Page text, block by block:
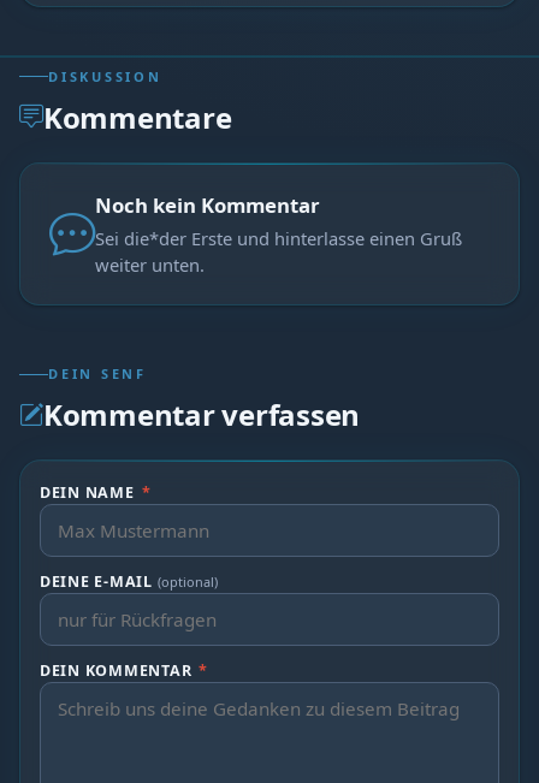
DISKUSSION
Kommentare
Noch kein Kommentar
Sei die*der Erste und hinterlasse einen Gruß
weiter unten.
DEIN SENF
Kommentar verfassen
DEIN NAME *
DEINE E-MAIL (optional)
DEIN KOMMENTAR *